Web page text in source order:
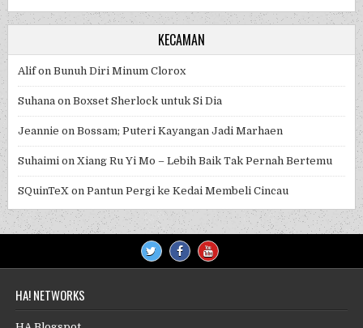
KECAMAN
AlifonBunuh Diri Minum Clorox
Suhana onBoxset Sherlock untuk Si Dia
Jeannie onBossam; Puteri Kayangan Jadi Marhaen
Suhaimi onXiang Ru Yi Mo – Lebih Baik Tak Pernah Bertemu
SQuinTeX onPantun Pergi ke Kedai Membeli Cincau
HA! NETWORKS